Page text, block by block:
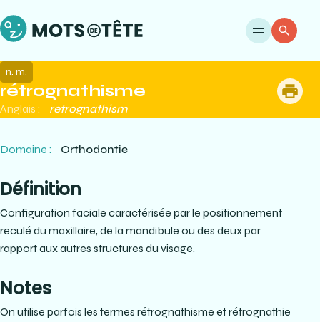
rétrognathisme
n. m.
Anglais : retrognathism
Domaine : Orthodontie
Définition
Configuration faciale caractérisée par le positionnement
reculé du maxillaire, de la mandibule ou des deux par
rapport aux autres structures du visage.
Notes
On utilise parfois les termes rétrognathisme et rétrognathie